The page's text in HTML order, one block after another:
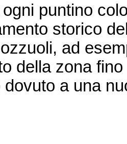
puntino
storico
ad
della zona
a una